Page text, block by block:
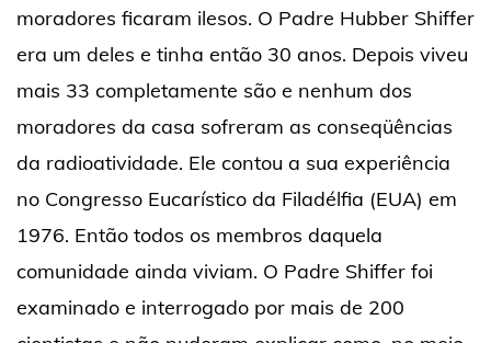
moradores ficaram ilesos. O Padre Hubber Shiffer
era um deles e tinha então 30 anos. Depois viveu
mais 33 completamente são e nenhum dos
moradores da casa sofreram as conseqüências
da radioatividade. Ele contou a sua experiência
no Congresso Eucarístico da Filadélfia (EUA) em
1976. Então todos os membros daquela
comunidade ainda viviam. O Padre Shiffer foi
examinado e interrogado por mais de 200